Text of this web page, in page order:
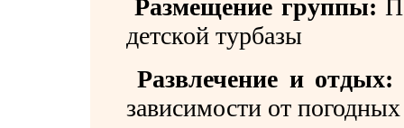
Размещение группы:
детской турбазы
Развлечение и отдых:
зависимости от